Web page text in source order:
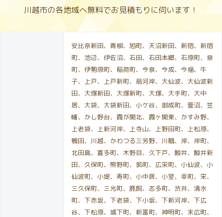
川越市の各地域へ無料でお見積もりに伺います！
安比奈新田、青柳、旭町、天沼新田、新宿、新宿
町、池辺、伊佐沼、石田、石田本郷、石原町、泉
町、伊勢原町、稲荷町、今泉、今成、今福、牛
子、上戸、上戸新町、扇河岸、大仙波、大仙波新
田、大塚新田、大塚新町、大塚、大手町、大中
居、大袋、大袋新田、小ケ谷、御成町、萱沼、笠
幡、かし野台、霞が関北、霞ヶ関東、かすみ野、
上老袋、上新河岸、上寺山、上野田町、上松原、
鴨田、川越、かわつる三芳野、川鶴、岸、岸町、
北田島、喜多町、木野目、久下戸、鯨井、鯨井新
田、久保町、熊野町、郭町、広栄町、小仙波、小
仙波町、小堤、寿町、小中居、小室、幸町、栄、
三久保町、三光町、鹿飼、志多町、渋井、清水
町、下赤坂、下老袋、下小坂、下新河岸、下広
谷、下松原、城下町、新富町、神明町、末広町、